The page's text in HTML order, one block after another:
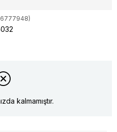
kalmamıştır.